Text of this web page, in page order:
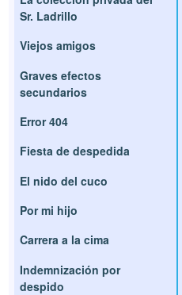
Sr. Ladrillo
Viejos amigos
Graves efectos
secundarios
Error 404
Fiesta de despedida
El nido del cuco
Por mi hijo
Carrera a la cima
Indemnización por
despido